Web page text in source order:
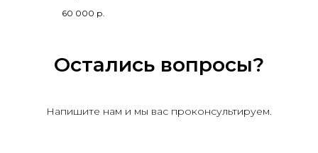
60 000 р.
Остались вопросы?
Напишите нам и мы вас проконсультируем.